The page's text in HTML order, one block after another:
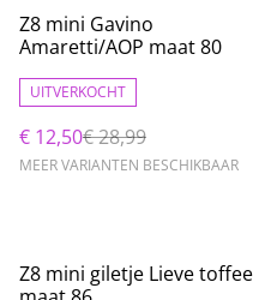
%
Z8 mini Gavino
Amaretti/AOP maat 80
UITVERKOCHT
€ 12,50€ 28,99
MEER VARIANTEN BESCHIKBAAR
%
Z8 mini giletje Lieve toffee